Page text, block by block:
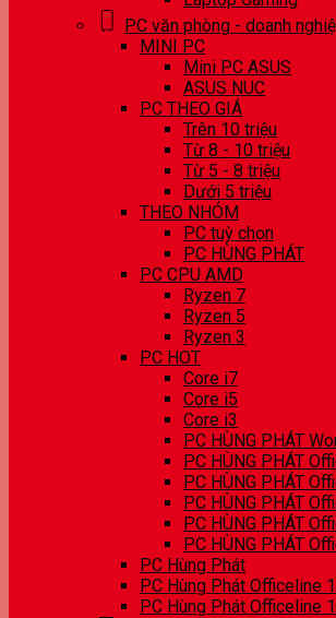
PC văn phòng - doanh
MINI PC
Mini PC ASUS
ASUS NUC
PC THEO GIÁ
Trên 10 triệu
Từ 8 - 10 triệu
Từ 5 - 8 triệu
Dưới 5 triệu
THEO NHÓM
PC tuỳ chọn
PC HÙNG PHÁT
PC CPU AMD
Ryzen 7
Ryzen 5
Ryzen 3
PC HOT
Core i7
Core i5
Core i3
PC HÙNG PHÁT
PC HÙNG PHÁT
PC HÙNG PHÁT
PC HÙNG PHÁT
PC HÙNG PHÁT
PC HÙNG PHÁT
PC Hùng Phát
PC Hùng Phát Officeline
PC Hùng Phát Officeline